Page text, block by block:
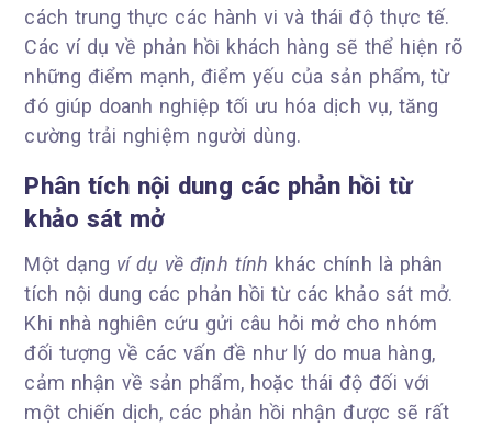
cách trung thực các hành vi và thái độ thực tế.
Các ví dụ về phản hồi khách hàng sẽ thể hiện rõ
những điểm mạnh, điểm yếu của sản phẩm, từ
đó giúp doanh nghiệp tối ưu hóa dịch vụ, tăng
cường trải nghiệm người dùng.
Phân tích nội dung các phản hồi từ
khảo sát mở
Một dạng ví dụ về định tính khác chính là phân
tích nội dung các phản hồi từ các khảo sát mở.
Khi nhà nghiên cứu gửi câu hỏi mở cho nhóm
đối tượng về các vấn đề như lý do mua hàng,
cảm nhận về sản phẩm, hoặc thái độ đối với
một chiến dịch, các phản hồi nhận được sẽ rất